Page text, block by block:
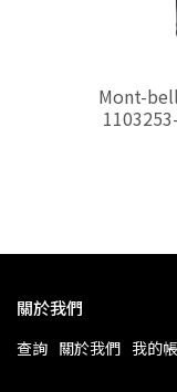
Mont-
關於我們
查詢 關於我們 我的